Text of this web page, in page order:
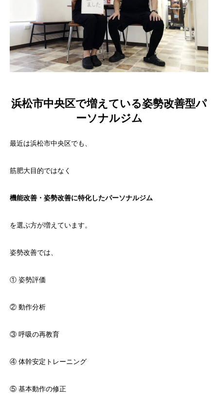
浜松市中央区で増えている姿勢改善型パ
ーソナルジム
最近は浜松市中央区でも、
筋肥大目的ではなく
機能改善・姿勢改善に特化したパーソナルジム
を選ぶ方が増えています。
姿勢改善では、
① 姿勢評価
② 動作分析
③ 呼吸の再教育
④ 体幹安定トレーニング
⑤ 基本動作の修正